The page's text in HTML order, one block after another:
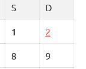
S D
1 2
8 9